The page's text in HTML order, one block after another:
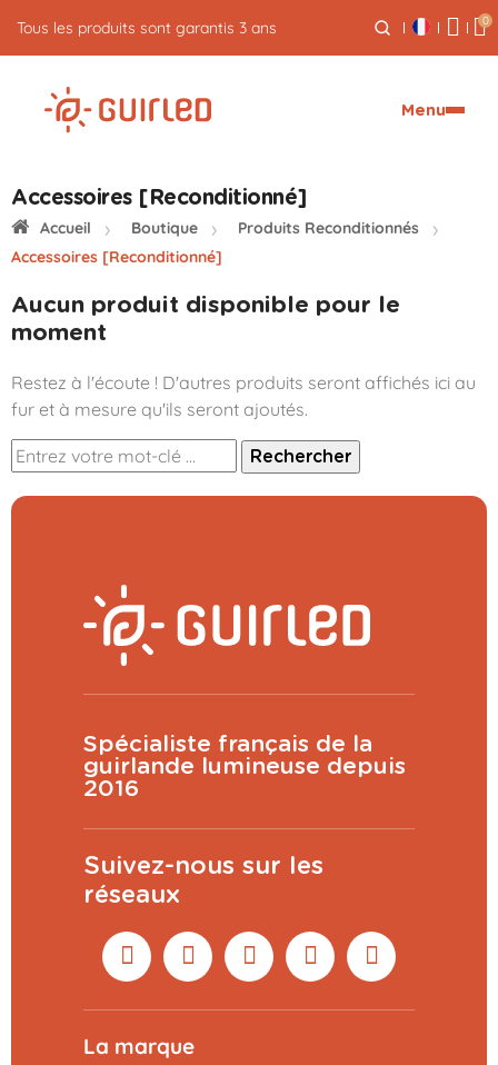
Tous les produits sont garantis 3 ans 0
Menu
Accessoires [Reconditionné]
Accueil Boutique
Produits Reconditionnés
Accessoires [Reconditionné]
Aucun produit disponible pour le
moment
Restez à l'écoute ! D'autres produits seront affichés ici au
fur et à mesure qu'ils seront ajoutés.
Rechercher
Spécialiste français de la
guirlande lumineuse depuis
2016
Suivez-nous sur les
réseaux
La marque